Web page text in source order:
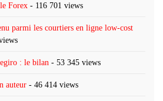
Forex - 116 701 views
parmi les courtiers en ligne low-cost
: le bilan - 53 345 views
auteur - 46 414 views